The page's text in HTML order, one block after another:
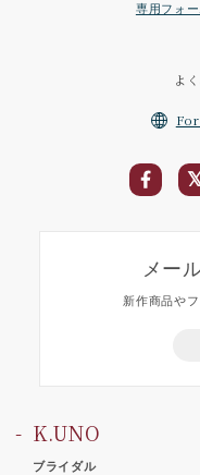
専用フォー
よ
メー
新作商品や
K.UNO
ブライダル